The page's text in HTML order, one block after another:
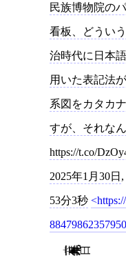
民族博物院の
看板、どうい
治時代に日本
用いた表記法
系図をカタカ
すが、それな
https://t.co/
2025年1月30日 ,
53分3秒
一九九三年十一月六日